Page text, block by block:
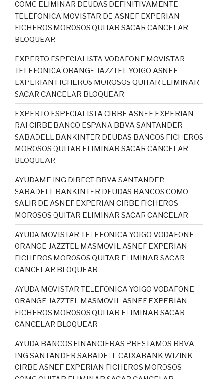
COMO ELIMINAR DEUDAS DEFINITIVAMENTE
TELEFONICA MOVISTAR DE ASNEF EXPERIAN
FICHEROS MOROSOS QUITAR SACAR CANCELAR
BLOQUEAR
EXPERTO ESPECIALISTA VODAFONE MOVISTAR
TELEFONICA ORANGE JAZZTEL YOIGO ASNEF
EXPERIAN FICHEROS MOROSOS QUITAR ELIMINAR
SACAR CANCELAR BLOQUEAR
EXPERTO ESPECIALISTA CIRBE ASNEF EXPERIAN
RAI CIRBE BANCO ESPAÑA BBVA SANTANDER
SABADELL BANKINTER DEUDAS BANCOS FICHEROS
MOROSOS QUITAR ELIMINAR SACAR CANCELAR
BLOQUEAR
AYUDAME ING DIRECT BBVA SANTANDER
SABADELL BANKINTER DEUDAS BANCOS COMO
SALIR DE ASNEF EXPERIAN CIRBE FICHEROS
MOROSOS QUITAR ELIMINAR SACAR CANCELAR
AYUDA MOVISTAR TELEFONICA YOIGO VODAFONE
ORANGE JAZZTEL MASMOVIL ASNEF EXPERIAN
FICHEROS MOROSOS QUITAR ELIMINAR SACAR
CANCELAR BLOQUEAR
AYUDA MOVISTAR TELEFONICA YOIGO VODAFONE
ORANGE JAZZTEL MASMOVIL ASNEF EXPERIAN
FICHEROS MOROSOS QUITAR ELIMINAR SACAR
CANCELAR BLOQUEAR
AYUDA BANCOS FINANCIERAS PRESTAMOS BBVA
ING SANTANDER SABADELL CAIXABANK WIZINK
CIRBE ASNEF EXPERIAN FICHEROS MOROSOS